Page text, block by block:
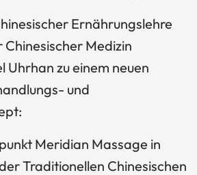
Ernährungslehre
Medizin
Uhrhan zu einem neuen
und
Meridian Massage in
Traditionellen Chinesischen